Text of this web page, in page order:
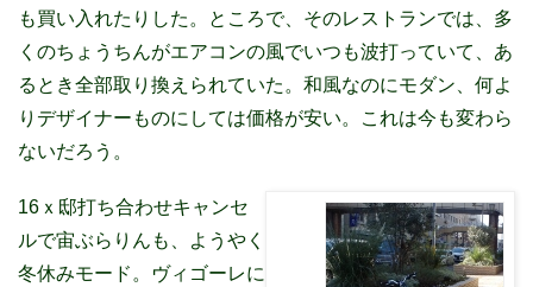
も買い入れたりした。ところで、そのレストランでは、多
くのちょうちんがエアコンの風でいつも波打っていて、あ
るとき全部取り換えられていた。和風なのにモダン、何よ
りデザイナーものにしては価格が安い。これは今も変わら
ないだろう。
16ｘ邸打ち合わせキャンセ
ルで宙ぶらりんも、ようやく
冬休みモード。ヴィゴーレに